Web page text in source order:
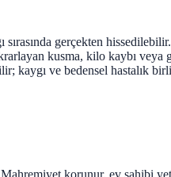
sırasında gerçekten
kusma, kilo kaybı veya
kaygı ve bedensel hastalık
Mahremiyet korunur, ev sahibi